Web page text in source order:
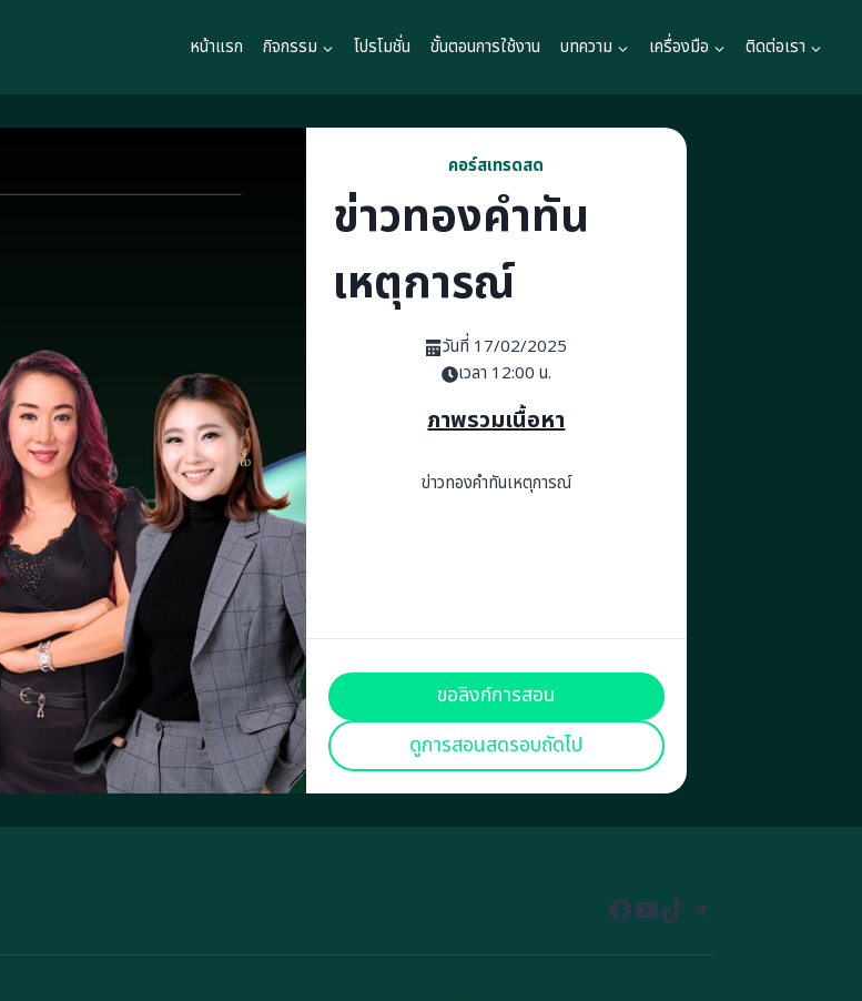
หน้าแรก กิจกรรม โปรโมชั่น ขั้นตอนการใช้งาน บทความ เครื่องมือ ติดต่อเรา
คอร์สเทรดสด
ข่าวทองคำทัน
เหตุการณ์
วันที่ 17/02/2025
เวลา 12:00 น.
ภาพรวมเนื้อหา
ข่าวทองคำทันเหตุการณ์
ขอลิงก์การสอน
ดูการสอนสดรอบถัดไป
Facebook
YouTube
TikTokTelegram